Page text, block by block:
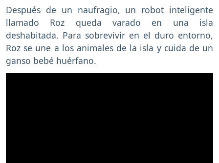
Después de un naufragio, un robot inteligente
llamado Roz queda varado en una isla
deshabitada. Para sobrevivir en el duro entorno,
Roz se une a los animales de la isla y cuida de un
ganso bebé huérfano.